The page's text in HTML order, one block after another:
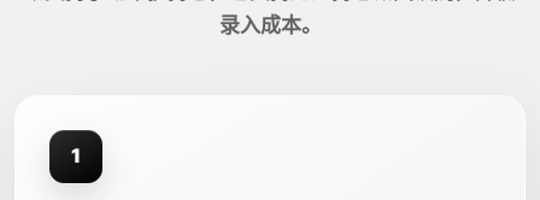
录入成本。
1